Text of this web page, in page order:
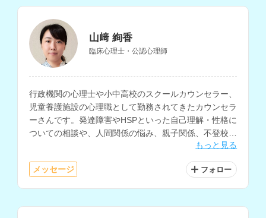
山﨑 絢香
臨床心理士・公認心理師
行政機関の心理士や小中高校のスクールカウンセラー、
児童養護施設の心理職として勤務されてきたカウンセラ
ーさんです。発達障害やHSPといった自己理解・性格に
ついての相談や、人間関係の悩み、親子関係、不登校、
子育て、発達相談などに多く対応されています。もっと見る
メッセージ フォロー